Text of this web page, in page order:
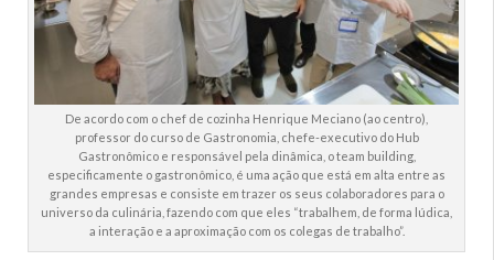
De acordo com o chef de cozinha Henrique Meciano (ao centro),
professor do curso de Gastronomia, chefe-executivo do Hub
Gastronômico e responsável pela dinâmica, o team building,
especificamente o gastronômico, é uma ação que está em alta entre as
grandes empresas e consiste em trazer os seus colaboradores para o
universo da culinária, fazendo com que eles “trabalhem, de forma lúdica,
a interação e a aproximação com os colegas de trabalho”.